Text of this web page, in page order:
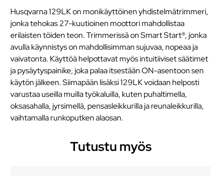
Husqvarna 129LK on monikäyttöinen yhdistelmätrimmeri,
jonka tehokas 27-kuutioinen moottori mahdollistaa
erilaisten töiden teon. Trimmerissä on Smart Start®, jonka
avulla käynnistys on mahdollisimman sujuvaa, nopeaa ja
vaivatonta. Käyttöä helpottavat myös intuitiiviset säätimet
ja pysäytyspainike, joka palaa itsestään ON-asentoon sen
käytön jälkeen. Siimapään lisäksi 129LK voidaan helposti
varustaa useilla muilla työkaluilla, kuten puhaltimella,
oksasahalla, jyrsimellä, pensasleikkurilla ja reunaleikkurilla,
vaihtamalla runkoputken alaosan.
Tutustu myös